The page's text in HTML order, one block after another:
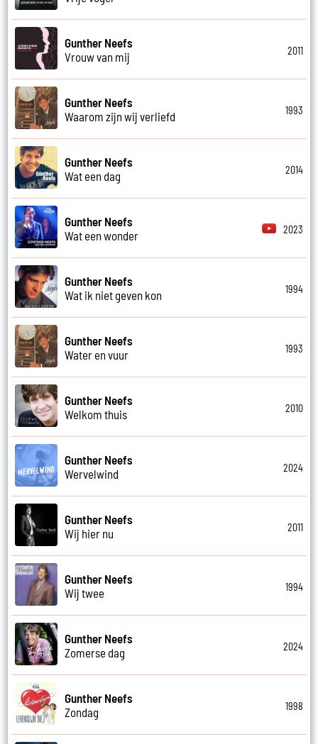
Gunther Neefs
Vrouw van mij
2011
Gunther Neefs
Waarom zijn wij verliefd
1993
Gunther Neefs
Wat een dag
2014
Gunther Neefs
Wat een wonder
2023
Gunther Neefs
Wat ik niet geven kon
1994
Gunther Neefs
Water en vuur
1993
Gunther Neefs
Welkom thuis
2010
Gunther Neefs
Wervelwind
2024
Gunther Neefs
Wij hier nu
2011
Gunther Neefs
Wij twee
1994
Gunther Neefs
Zomerse dag
2024
Gunther Neefs
Zondag
1998